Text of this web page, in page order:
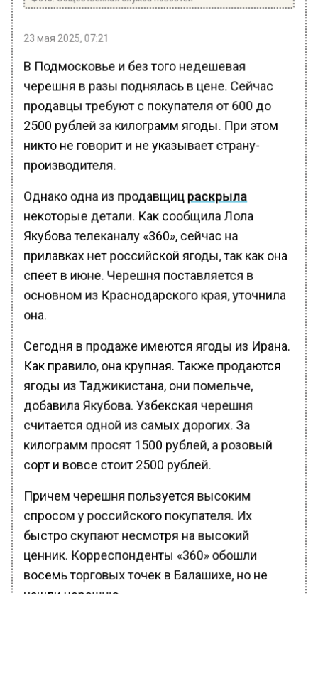
23 мая 2025, 07:21
В Подмосковье и без того недешевая
черешня в разы поднялась в цене. Сейчас
продавцы требуют с покупателя от 600 до
2500 рублей за килограмм ягоды. При этом
никто не говорит и не указывает страну-
производителя.
Однако одна из продавщиц раскрыла
некоторые детали. Как сообщила Лола
Якубова телеканалу «360», сейчас на
прилавках нет российской ягоды, так как она
спеет в июне. Черешня поставляется в
основном из Краснодарского края, уточнила
она.
Сегодня в продаже имеются ягоды из Ирана.
Как правило, она крупная. Также продаются
ягоды из Таджикистана, они помельче,
добавила Якубова. Узбекская черешня
считается одной из самых дорогих. За
килограмм просят 1500 рублей, а розовый
сорт и вовсе стоит 2500 рублей.
Причем черешня пользуется высоким
спросом у российского покупателя. Их
быстро скупают несмотря на высокий
ценник. Корреспонденты «360» обошли
восемь торговых точек в Балашихе, но не
нашли черешню.